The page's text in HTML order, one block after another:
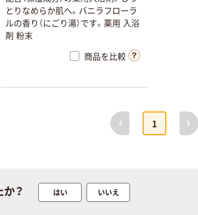
と り なめらか肌へ。 バニラフ ローラ
ルの香り （にごり 湯） です。 薬用 入浴
剤 粉末
商品を比較
前へ
1
次へ
？ はい いいえ
イス
アスクル はたら
く ふせん 付箋
アスクル トイ
レのおそうじシ
本気プライス
トイレットペー
120ｍ 再生紙
100% 6ロール
芯あり FSC認